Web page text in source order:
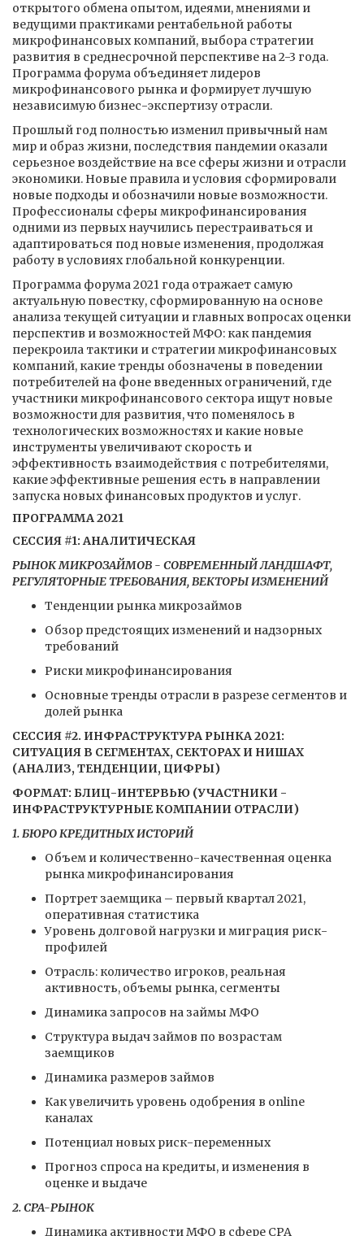
открытого обмена опытом, идеями, мнениями и
ведущими практиками рентабельной работы
микрофинансовых компаний, выбора стратегии
развития в среднесрочной перспективе на 2-3 года.
Программа форума объединяет лидеров
микрофинансового рынка и формирует лучшую
независимую бизнес-экспертизу отрасли.
Прошлый год полностью изменил привычный нам
мир и образ жизни, последствия пандемии оказали
серьезное воздействие на все сферы жизни и отрасли
экономики. Новые правила и условия сформировали
новые подходы и обозначили новые возможности.
Профессионалы сферы микрофинансирования
одними из первых научились перестраиваться и
адаптироваться под новые изменения, продолжая
работу в условиях глобальной конкуренции.
Программа форума 2021 года отражает самую
актуальную повестку, сформированную на основе
анализа текущей ситуации и главных вопросах оценки
перспектив и возможностей МФО: как пандемия
перекроила тактики и стратегии микрофинансовых
компаний, какие тренды обозначены в поведении
потребителей на фоне введенных ограничений, где
участники микрофинансового сектора ищут новые
возможности для развития, что поменялось в
технологических возможностях и какие новые
инструменты увеличивают скорость и
эффективность взаимодействия с потребителями,
какие эффективные решения есть в направлении
запуска новых финансовых продуктов и услуг.
ПРОГРАММА 2021
СЕССИЯ #1: АНАЛИТИЧЕСКАЯ
РЫНОК МИКРОЗАЙМОВ - СОВРЕМЕННЫЙ ЛАНДШАФТ,
РЕГУЛЯТОРНЫЕ ТРЕБОВАНИЯ, ВЕКТОРЫ ИЗМЕНЕНИЙ
Тенденции рынка микрозаймов
Обзор предстоящих изменений и надзорных
требований
Риски микрофинансирования
Основные тренды отрасли в разрезе сегментов и
долей рынка
СЕССИЯ #2. ИНФРАСТРУКТУРА РЫНКА 2021:
СИТУАЦИЯ В СЕГМЕНТАХ, СЕКТОРАХ И НИШАХ
(АНАЛИЗ, ТЕНДЕНЦИИ, ЦИФРЫ)
ФОРМАТ: БЛИЦ-ИНТЕРВЬЮ (УЧАСТНИКИ -
ИНФРАСТРУКТУРНЫЕ КОМПАНИИ ОТРАСЛИ)
1. БЮРО КРЕДИТНЫХ ИСТОРИЙ
Объем и количественно-качественная оценка
рынка микрофинансирования
Портрет заемщика – первый квартал 2021,
оперативная статистика
Уровень долговой нагрузки и миграция риск-
профилей
Отрасль: количество игроков, реальная
активность, объемы рынка, сегменты
Динамика запросов на займы МФО
Структура выдач займов по возрастам
заемщиков
Динамика размеров займов
Как увеличить уровень одобрения в online
каналах
Потенциал новых риск-переменных
Прогноз спроса на кредиты, и изменения в
оценке и выдаче
2. CPA-РЫНОК
Динамика активности МФО в сфере CPA